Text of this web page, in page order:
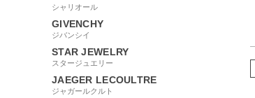
シャリオール
GIVENCHY
ジバンシイ
STAR JEWELRY
スタージュエリー
JAEGER LECOULTRE
ジャガールクルト